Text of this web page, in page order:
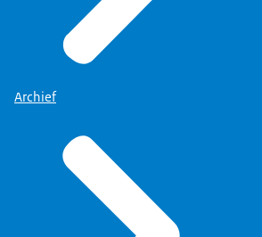
Archief